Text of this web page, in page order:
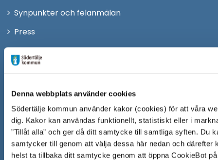
Denna webbplats använder cookies
Södertälje kommun använder kakor (cookies) för att våra
dig. Kakor kan användas funktionellt, statistiskt eller i
”Tillåt alla” och ger då ditt samtycke till samtliga syften. Du
samtycker till genom att välja dessa här nedan och därefter
helst ta tillbaka ditt samtycke genom att öppna CookieBot
Synpunkter och felanmälan
Press
i
nytt
Säkra meddelanden
Anslagstavla
Skicka faktura till Södertälje kommun
PersonalingångÖppna
i
nytt
fönster
Följ oss på:
Facebook